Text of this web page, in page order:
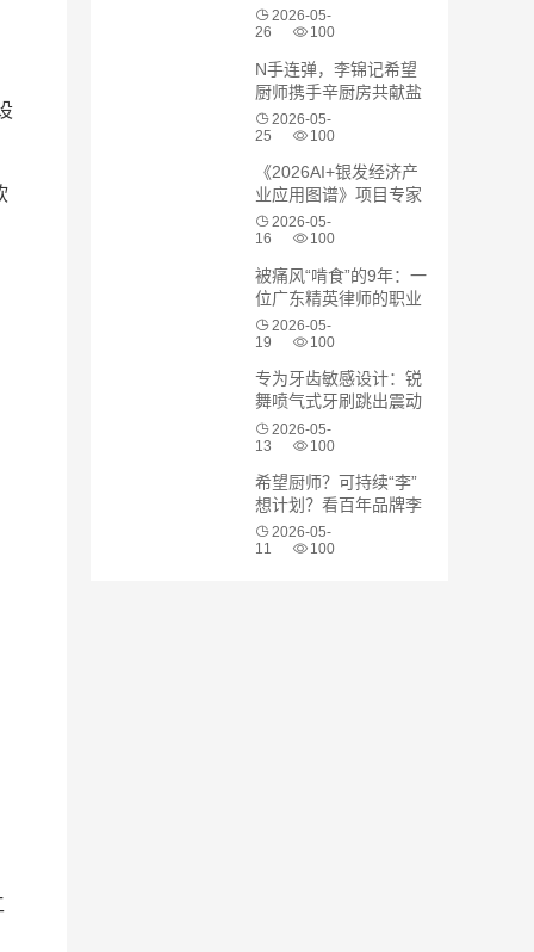
来？ManageEngine卓
豪集团型企业ITSM落
2026-05-
26
100
N手连弹，李锦记希望
厨师携手辛厨房共献盐
帮菜臻味
2026-05-
25
100
《2026AI+银发经济产
业应用图谱》项目专家
研讨会在沪举行
2026-05-
16
100
被痛风“啃食”的9年：一
位广东精英律师的职业
尊严反击战
2026-05-
19
100
专为牙齿敏感设计：锐
舞喷气式牙刷跳出震动
内卷，开辟温和清洁新
路径
2026-05-
13
100
希望厨师？可持续“李”
想计划？看百年品牌李
锦记如何用ESG玩转
“人才+厨房”双魔法
2026-05-
11
100